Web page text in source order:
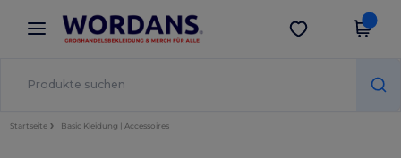
× Wordans App
Bessere Preise in der App!
App holen
Startseite Basic Kleidung | Accessoires